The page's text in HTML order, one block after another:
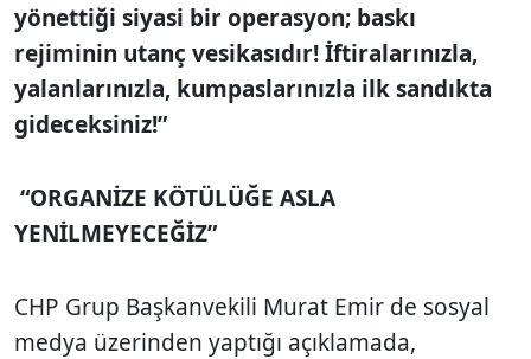
yönettiği siyasi bir operasyon; baskı
rejiminin utanç vesikasıdır! İftiralarınızla,
yalanlarınızla, kumpaslarınızla ilk sandıkta
gideceksiniz!”
“ORGANİZE KÖTÜLÜĞE ASLA
YENİLMEYECEĞİZ”
CHP Grup Başkanvekili Murat Emir de sosyal
medya üzerinden yaptığı açıklamada,